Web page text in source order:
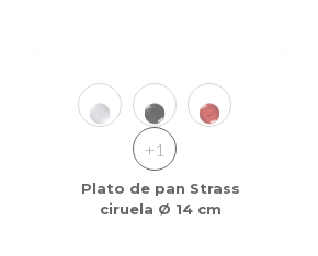
+1
Plato de pan Strass
ciruela Ø 14 cm